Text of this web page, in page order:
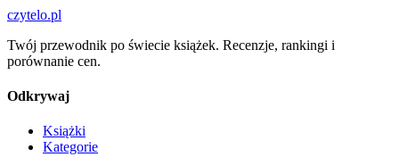
czytelo.pl
Twój przewodnik po świecie książek. Recenzje, rankingi i
porównanie cen.
Odkrywaj
Książki
Kategorie